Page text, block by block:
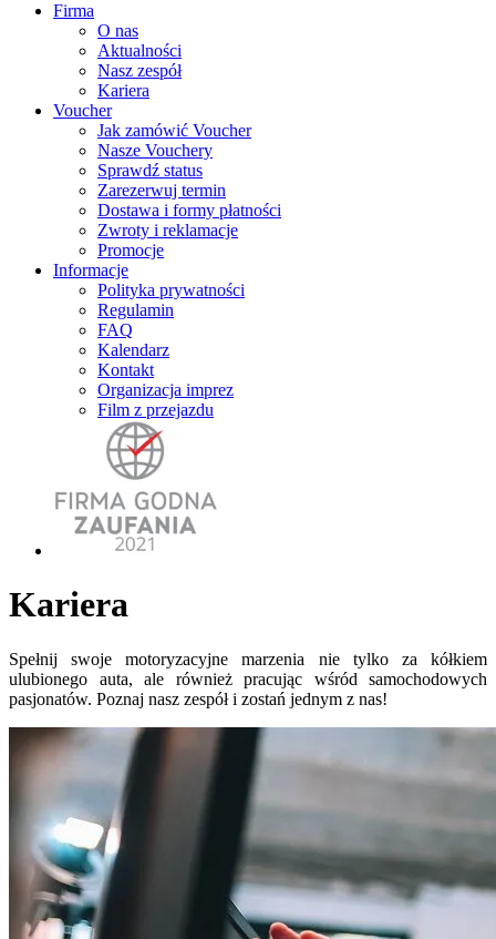
Firma
O nas
Aktualności
Nasz zespół
Kariera
Voucher
Jak zamówić Voucher
Nasze Vouchery
Sprawdź status
Zarezerwuj termin
Dostawa i formy płatności
Zwroty i reklamacje
Promocje
Informacje
Polityka prywatności
Regulamin
FAQ
Kalendarz
Kontakt
Organizacja imprez
Film z przejazdu
Kariera
Spełnij swoje motoryzacyjne marzenia nie tylko za kółkiem
ulubionego auta, ale również pracując wśród samochodowych
pasjonatów. Poznaj nasz zespół i zostań jednym z nas!